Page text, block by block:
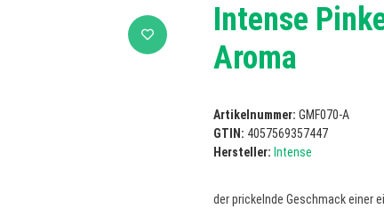
Intense
Aroma
Artikelnummer: GMF070-A
GTIN: 4057569357447
Hersteller: Intense
der prickelnde Geschmack einer